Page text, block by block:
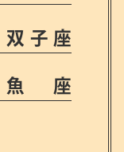
双子座
魚 座